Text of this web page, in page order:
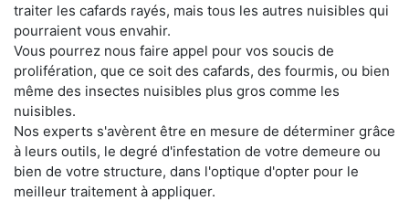
traiter les cafards rayés, mais tous les autres nuisibles qui
pourraient vous envahir.
Vous pourrez nous faire appel pour vos soucis de
prolifération, que ce soit des cafards, des fourmis, ou bien
même des insectes nuisibles plus gros comme les
nuisibles.
Nos experts s'avèrent être en mesure de déterminer grâce
à leurs outils, le degré d'infestation de votre demeure ou
bien de votre structure, dans l'optique d'opter pour le
meilleur traitement à appliquer.